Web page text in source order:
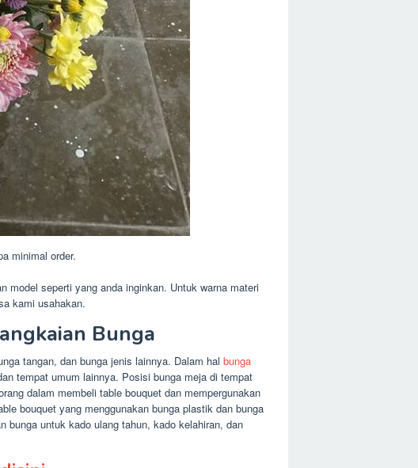
minimal order.
model seperti yang anda inginkan. Untuk warna materi
kami usahakan.
Bunga
tangan, dan bunga jenis lainnya. Dalam hal bunga
tempat umum lainnya. Posisi bunga meja di tempat
dalam membeli table bouquet dan mempergunakan
bouquet yang menggunakan bunga plastik dan bunga
bunga untuk kado ulang tahun, kado kelahiran, dan